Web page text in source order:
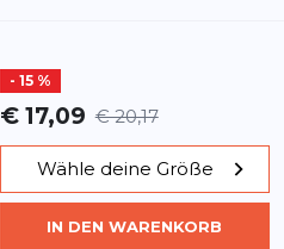
- 15 %
€ 17,09 € 20,17
Wähle deine Größe
IN DEN WARENKORB